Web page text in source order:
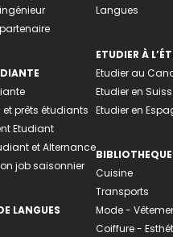
et prêts étudiants
Etudiant
et Alternance
job saisonnier
LANGUES
Langues
ETUDIER À
Etudier au
Etudier en
Etudier en
Cuisine
Transports
Mode -
Coiffure -